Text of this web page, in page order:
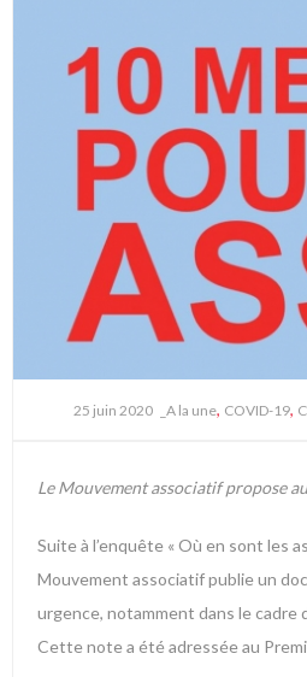
25 juin 2020 _A la une, COVID-19,
Le Mouvement associatif propose
Suite à l’enquête « Où en sont les
Mouvement associatif publie un
urgence, notamment dans le cadre
Cette note a été adressée au